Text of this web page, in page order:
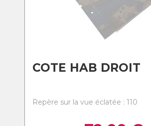
COTE HAB DROIT
Repère sur la vue éclatée : 110